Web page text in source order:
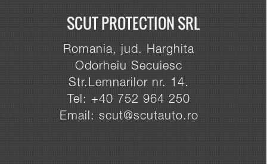
SCUT PROTECTION SRL
Romania, jud. Harghita
Odorheiu Secuiesc
Str.Lemnarilor nr. 14.
Tel: +40 752 964 250
Email: scut@scutauto.ro